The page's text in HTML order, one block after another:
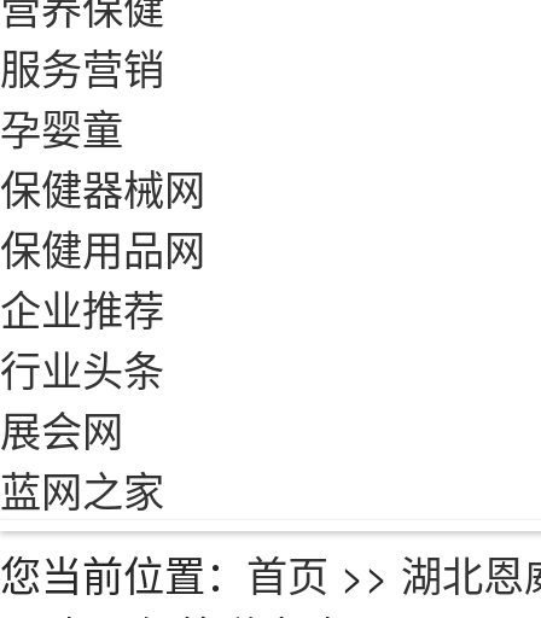
服务营销
孕婴童
保健器械网
保健用品网
企业推荐
行业头条
展会网
蓝网之家
您当前位置： 首页 >> 湖北恩